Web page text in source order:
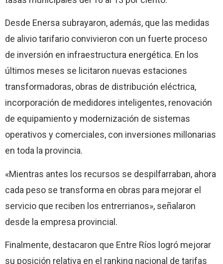
Desde Enersa subrayaron, además, que las medidas
de alivio tarifario convivieron con un fuerte proceso
de inversión en infraestructura energética. En los
últimos meses se licitaron nuevas estaciones
transformadoras, obras de distribución eléctrica,
incorporación de medidores inteligentes, renovación
de equipamiento y modernización de sistemas
operativos y comerciales, con inversiones millonarias
en toda la provincia.
«Mientras antes los recursos se despilfarraban, ahora
cada peso se transforma en obras para mejorar el
servicio que reciben los entrerrianos», señalaron
desde la empresa provincial.
Finalmente, destacaron que Entre Ríos logró mejorar
su posición relativa en el ranking nacional de tarifas